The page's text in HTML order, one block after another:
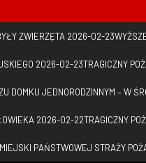
ZWIERZĘTA 2026-02-23
2026-02-23TRAGICZNY
DOMKU JEDNORODZINNYM – W
2026-02-22TRAGICZNY
PAŃSTWOWEJ STRAŻY